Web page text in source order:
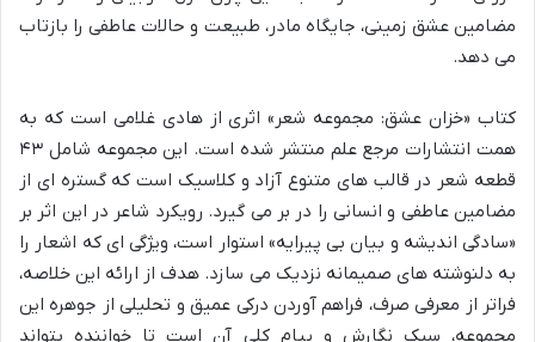
مضامین عشق زمینی، جایگاه مادر، طبیعت و حالات عاطفی را بازتاب
می دهد.
کتاب «خزان عشق: مجموعه شعر» اثری از هادی غلامی است که به
همت انتشارات مرجع علم منتشر شده است. این مجموعه شامل ۴۳
قطعه شعر در قالب های متنوع آزاد و کلاسیک است که گستره ای از
مضامین عاطفی و انسانی را در بر می گیرد. رویکرد شاعر در این اثر بر
«سادگی اندیشه و بیان بی پیرایه» استوار است، ویژگی ای که اشعار را
به دلنوشته های صمیمانه نزدیک می سازد. هدف از ارائه این خلاصه،
فراتر از معرفی صرف، فراهم آوردن درکی عمیق و تحلیلی از جوهره این
مجموعه، سبک نگارش و پیام کلی آن است تا خواننده بتواند